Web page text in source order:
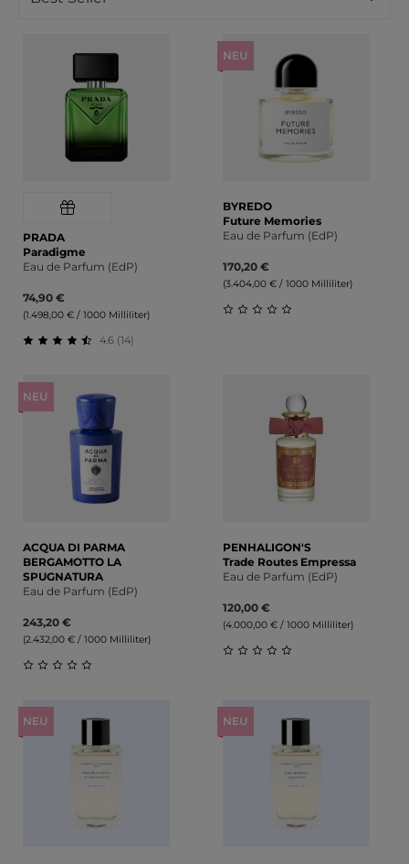
PRADA
Paradigme
Eau de Parfum (EdP)
74,90 €
(1.498,00 € / 1000 Milliliter)
4.6 (14)
NEU
BYREDO
Future Memories
Eau de Parfum (EdP)
170,20 €
(3.404,00 € / 1000 Milliliter)
NEU
ACQUA DI PARMA
BERGAMOTTO LA
SPUGNATURA
Eau de Parfum (EdP)
243,20 €
(2.432,00 € / 1000 Milliliter)
PENHALIGON'S
Trade Routes Empressa
Eau de Parfum (EdP)
120,00 €
(4.000,00 € / 1000 Milliliter)
NEU NEU